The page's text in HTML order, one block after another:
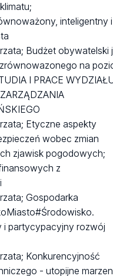
inteligentny i
Budżet obywatelski
na
I PRACE
Etyczne aspekty
wobec zmian
zjawisk pogodowych;
z
Gospodarka
i partycypacyjny rozwój
Konkurencyjność
- utopijne